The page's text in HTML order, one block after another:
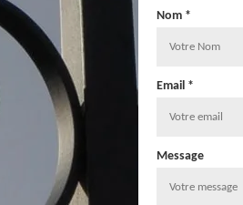
Nom *
Email *
Message